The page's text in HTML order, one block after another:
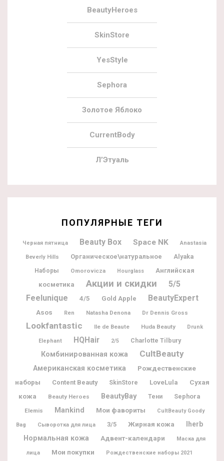
BeautyHeroes
SkinStore
YesStyle
Sephora
Золотое Яблоко
CurrentBody
Л’Этуаль
ПОПУЛЯРНЫЕ ТЕГИ
Черная пятница Beauty Box Space NK Anastasia
Beverly Hills Органическое\натуральное Alyaka
Наборы Omorovicza Hourglass
Английская
косметика
Акции и скидки
5/5
Feelunique
4/5 Gold Apple BeautyExpert
Asos Ren Natasha Denona Dr Dennis Gross
Lookfantastic Ile de Beaute Huda Beauty Drunk
Elephant HQHair 2/5 Charlotte Tilbury
Комбинированная кожа CultBeauty
Американская косметика
Рождественские
наборы
Content Beauty SkinStore LoveLula
Сухая
кожа
Beauty Heroes BeautyBay Тени Sephora
Elemis Mankind Мои фавориты CultBeauty Goody
Bag Сыворотка для лица 3/5 Жирная кожа
Iherb
Нормальная кожа
Адвент-календари Маска для
лица Мои покупки Рождественские наборы 2021